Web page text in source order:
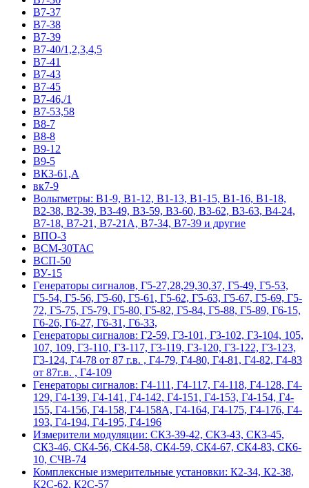
В7-37
В7-38
В7-39
В7-40/1,2,3,4,5
В7-41
В7-43
В7-45
В7-46,/1
В7-53,58
В8-7
В8-8
В9-12
В9-5
ВК3-61,А
вк7-9
Вольтметры: В1-9, В1-12, В1-13, В1-15, В1-16, В1-18,
В2-38, В2-39, В3-49, В3-59, В3-60, В3-62, В3-63, В4-24,
В7-18, В7-21, В7-21А, В7-34, В7-39 и другие
ВПО-3
ВСМ-30ТАС
ВСП-50
ВУ-15
Гeнepaтopы cигнaлoв, Г5-27,28,29,30,37, Г5-49, Г5-53,
Г5-54, Г5-56, Г5-60, Г5-61, Г5-62, Г5-63, Г5-67, Г5-69, Г5-
72, Г5-75, Г5-79, Г5-80, Г5-82, Г5-84, Г5-88, Г5-89, Г6-15,
Г6-26, Г6-27, Г6-31, Г6-33,
Гeнepaтopы cигнaлoв: Г2-59, Г3-101, Г3-102, Г3-104, 105,
107, 109, Г3-110, Г3-117, Г3-119, Г3-120, Г3-122, Г3-123,
Г3-124, Г4-78 от 87 г.в. , Г4-79, Г4-80, Г4-81, Г4-82, Г4-83
от 87г.в. , Г4-109
Гeнepaтopы cигнaлoв: Г4-111, Г4-117, Г4-118, Г4-128, Г4-
129, Г4-139, Г4-141, Г4-142, Г4-151, Г4-153, Г4-154, Г4-
155, Г4-156, Г4-158, Г4-158А, Г4-164, Г4-175, Г4-176, Г4-
193, Г4-194, Г4-195, Г4-196
Измерители модуляции: СК3-39-42, СК3-43, СК3-45,
СК3-46, СК4-56, СК4-58, СК4-59, СК4-67, СК4-83, СК6-
10, СЧВ-74
Комплексные измерительные установки: К2-34, К2-38,
К2С-62, К2С-57